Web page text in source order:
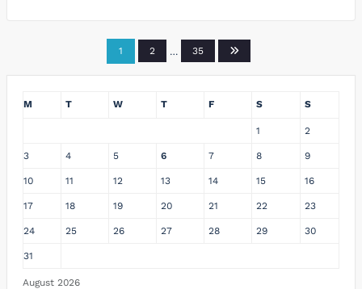
1 2 … 35
August 2026
M T W T F S S
1 2
3 4 5 6 7 8 9
10 11 12 13 14 15 16
17 18 19 20 21 22 23
24 25 26 27 28 29 30
31